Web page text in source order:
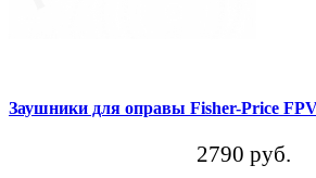
Заушники для оправы Fisher-Price
2790 руб.